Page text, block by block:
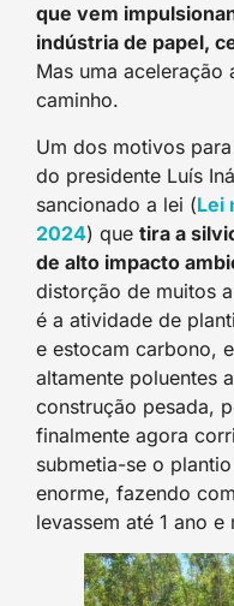
que vem
indústria de papel,
Mas uma
caminho.
Um dos motivos
do presidente Luís
sancionado a lei (Lei
2024) que tira a
de alto impacto
distorção de muitos
é a atividade de
e estocam carbono,
altamente poluentes
construção pesada,
finalmente agora
submetia-se o
enorme, fazendo
levassem até 1 ano e